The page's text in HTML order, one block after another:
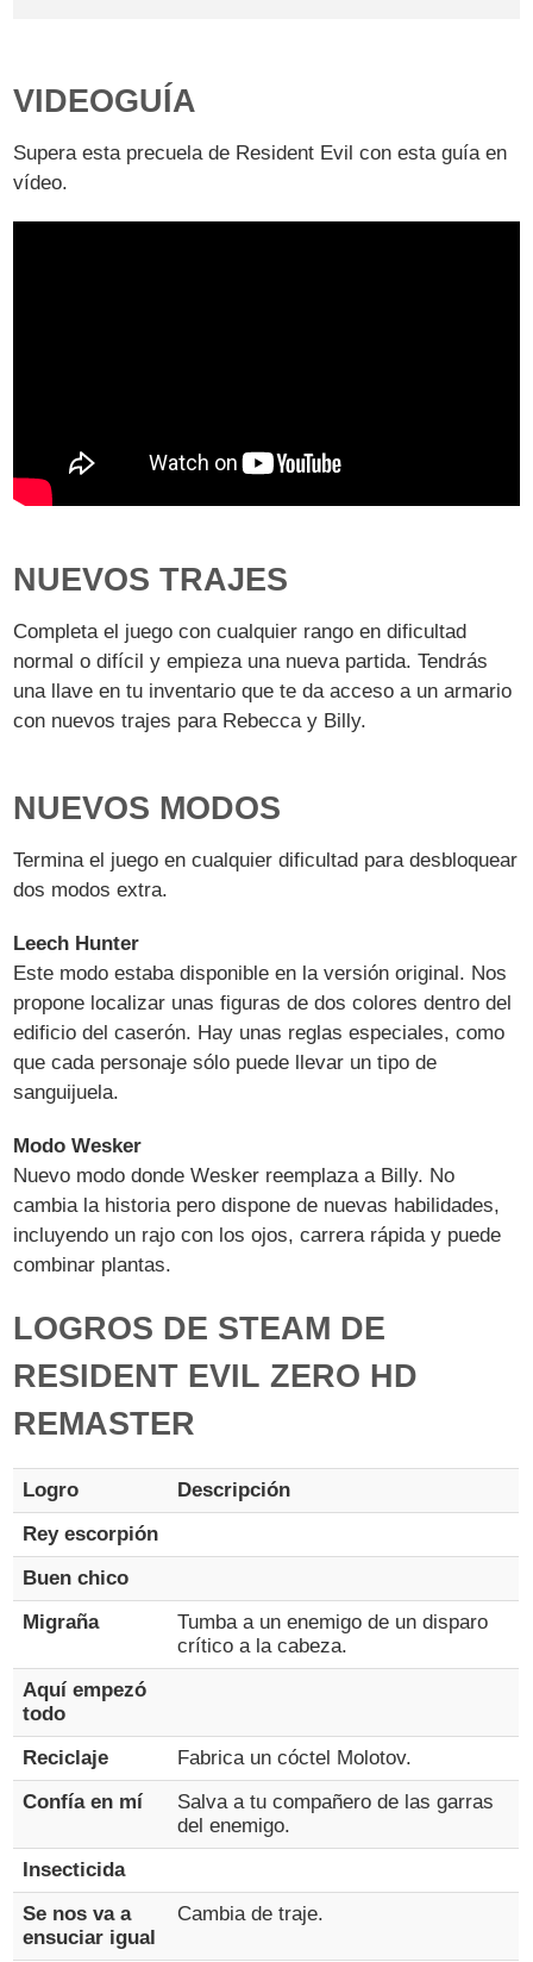
VIDEOGUÍA
Supera esta precuela de Resident Evil con esta guía en
vídeo.
NUEVOS TRAJES
Completa el juego con cualquier rango en dificultad
normal o difícil y empieza una nueva partida. Tendrás
una llave en tu inventario que te da acceso a un armario
con nuevos trajes para Rebecca y Billy.
NUEVOS MODOS
Termina el juego en cualquier dificultad para desbloquear
dos modos extra.
Leech Hunter
Este modo estaba disponible en la versión original. Nos
propone localizar unas figuras de dos colores dentro del
edificio del caserón. Hay unas reglas especiales, como
que cada personaje sólo puede llevar un tipo de
sanguijuela.
Modo Wesker
Nuevo modo donde Wesker reemplaza a Billy. No
cambia la historia pero dispone de nuevas habilidades,
incluyendo un rajo con los ojos, carrera rápida y puede
combinar plantas.
LOGROS DE STEAM DE
RESIDENT EVIL ZERO HD
REMASTER
Logro
Descripción
Rey escorpión
Buen chico
Migraña
Tumba a un enemigo de un disparo
crítico a la cabeza.
Aquí empezó
todo
Reciclaje
Fabrica un cóctel Molotov.
Confía en mí
Salva a tu compañero de las garras
del enemigo.
Insecticida
Se nos va a
ensuciar igual
Cambia de traje.